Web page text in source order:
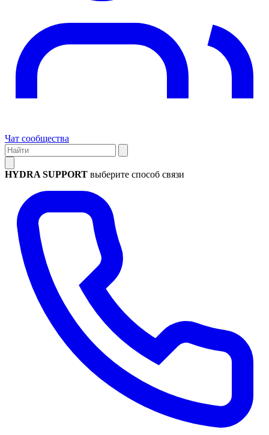
Чат сообщества
HYDRA SUPPORT выберите способ связи